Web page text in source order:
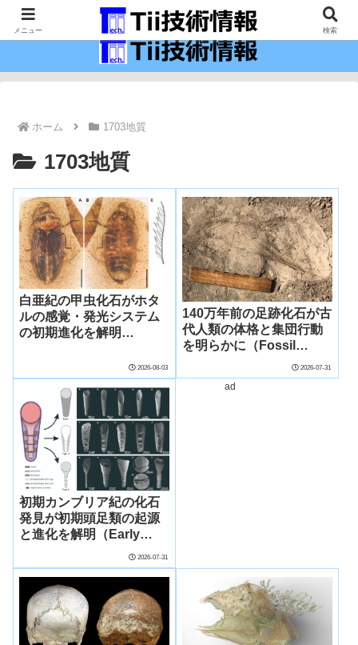
最新の科学技術の情報インフラ。
ホーム 1703地質
1703地質
白亜紀の甲虫化石がホタ
ルの感覚・発光システム
の初期進化を解明
Fossil Reveals Early
Evolution of Firefly
Sensory and Signaling
Systems）
2026-08-03
140万年前の足跡化石が古
代人類の体格と集団行動
を明らかに（Fossil
footprints reveal body
size and group
dynamics of 1.4-million-
2026-07-31
初期カンブリア紀の化石
発見が初期頭足類の起源
と進化を解明（Early
Discovery Sheds Light
on Early Cephalopod
Origin and Evolution）
2026-07-31
ad
メニュー 検索